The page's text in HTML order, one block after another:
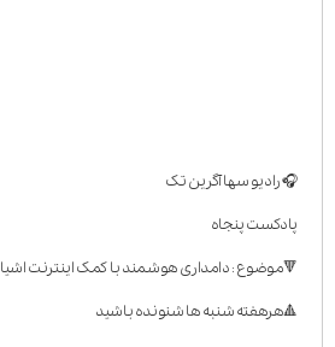
🎧 رادیو سها آگرین تک
پادکست پنجاه
🔻موضوع : دامداری هوشمند با کمک اینترنت اشیا
🔺هرهفته شنبه ها شنونده باشید